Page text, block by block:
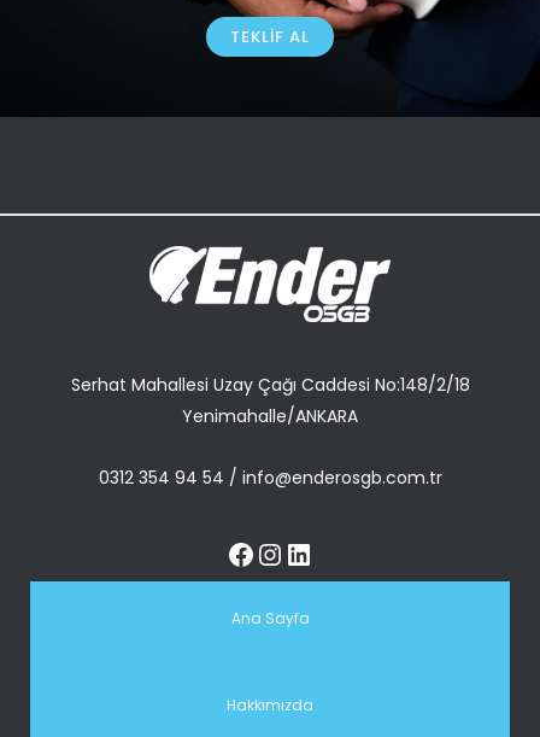
TEKLIF AL
Serhat Mahallesi Uzay Çağı Caddesi No:148/2/18
Yenimahalle/ANKARA
0312 354 94 54 / info@enderosgb.com.tr
Ana Sayfa
Hakkımızda